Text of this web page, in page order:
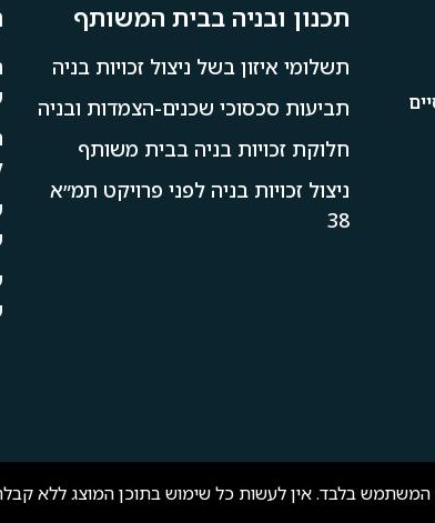
תכנון ובניה בבית המשותף
תשלומי איזון בשל ניצול זכויות בניה
תביעות סכסוכי שכנים-הצמדות ובניה
חלוקת זכויות בניה בבית משותף
ניצול זכויות בניה לפני פרויקט תמ״א
38